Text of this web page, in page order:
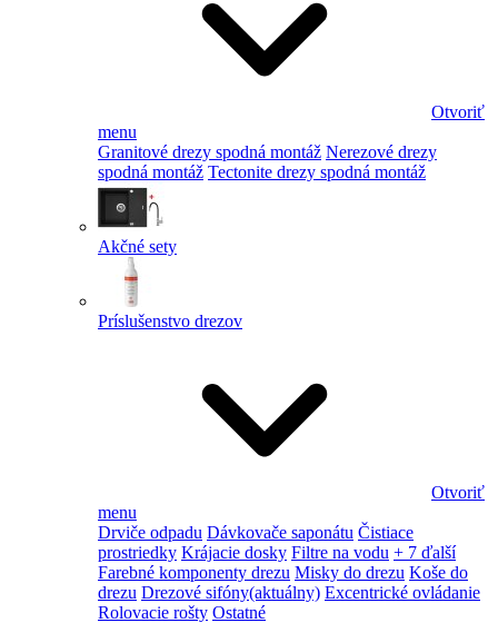
Otvoriť
menu
Granitové drezy spodná montáž Nerezové drezy
spodná montáž Tectonite drezy spodná montáž
Akčné sety
Príslušenstvo drezov
Otvoriť
menu
Drviče odpadu Dávkovače saponátu Čistiace
prostriedky Krájacie dosky Filtre na vodu + 7 ďalší
Farebné komponenty drezu Misky do drezu Koše do
drezu Drezové sifóny(aktuálny) Excentrické ovládanie
Rolovacie rošty Ostatné